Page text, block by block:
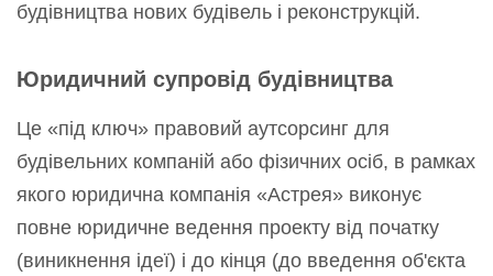
будівництва нових будівель і реконструкцій.
Юридичний супровід будівництва
Це «під ключ» правовий аутсорсинг для
будівельних компаній або фізичних осіб, в рамках
якого юридична компанія «Астрея» виконує
повне юридичне ведення проекту від початку
(виникнення ідеї) і до кінця (до введення об'єкта